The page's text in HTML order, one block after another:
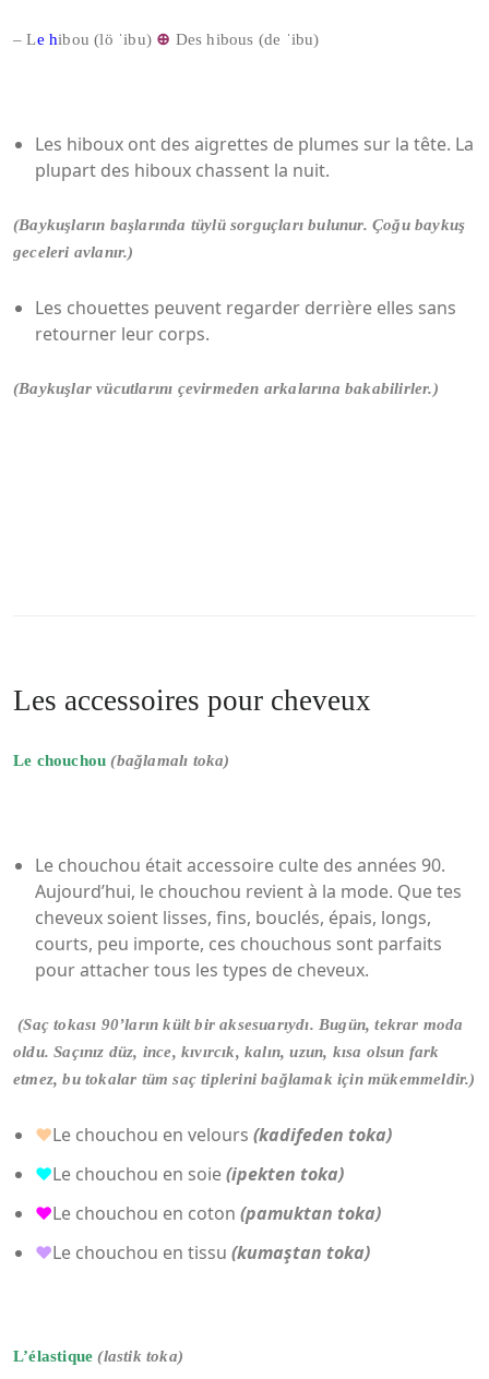
– Le hibou (lö ˈibu) ⊕ Des hibous (de ˈibu)
Les hiboux ont des aigrettes de plumes sur la tête. La
plupart des hiboux chassent la nuit.
(Baykuşların başlarında tüylü sorguçları bulunur. Çoğu baykuş
geceleri avlanır.)
Les chouettes peuvent regarder derrière elles sans
retourner leur corps.
(Baykuşlar vücutlarını çevirmeden arkalarına bakabilirler.)
Les accessoires pour cheveux
Le chouchou(bağlamalı toka)
Le chouchou était accessoire culte des années 90.
Aujourd’hui, le chouchou revient à la mode. Que tes
cheveux soient lisses, fins, bouclés, épais, longs,
courts, peu importe, ces chouchous sont parfaits
pour attacher tous les types de cheveux.
(Saç tokası 90’ların kült bir aksesuarıydı. Bugün, tekrar moda
oldu. Saçınız düz, ince, kıvırcık, kalın, uzun, kısa olsun fark
etmez, bu tokalar tüm saç tiplerini bağlamak için mükemmeldir.)
♥Le chouchou en velours (kadifeden toka)
♥Le chouchou en soie(ipekten toka)
♥Le chouchou en coton (pamuktan toka)
♥Le chouchou en tissu (kumaştan toka)
L’élastique (lastik toka)